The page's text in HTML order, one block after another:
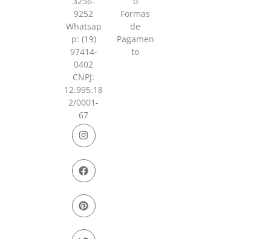
9252
Whatsap
p: (19)
97414-
0402
CNPJ:
12.995.18
2/0001-
67
Formas
de
Pagamen
to